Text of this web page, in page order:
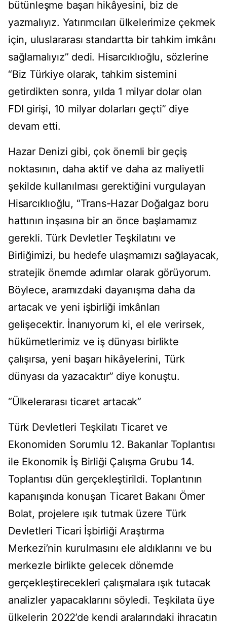
bütünleşme başarı hikâyesini, biz de
yazmalıyız. Yatırımcıları ülkelerimize çekmek
için, uluslararası standartta bir tahkim imkânı
sağlamalıyız” dedi. Hisarcıklıoğlu, sözlerine
“Biz Türkiye olarak, tahkim sistemini
getirdikten sonra, yılda 1 milyar dolar olan
FDI girişi, 10 milyar dolarları geçti” diye
devam etti.
Hazar Denizi gibi, çok önemli bir geçiş
noktasının, daha aktif ve daha az maliyetli
şekilde kullanılması gerektiğini vurgulayan
Hisarcıklıoğlu, “Trans-Hazar Doğalgaz boru
hattının inşasına bir an önce başlamamız
gerekli. Türk Devletler Teşkilatını ve
Birliğimizi, bu hedefe ulaşmamızı sağlayacak,
stratejik önemde adımlar olarak görüyorum.
Böylece, aramızdaki dayanışma daha da
artacak ve yeni işbirliği imkânları
gelişecektir. İnanıyorum ki, el ele verirsek,
hükümetlerimiz ve iş dünyası birlikte
çalışırsa, yeni başarı hikâyelerini, Türk
dünyası da yazacaktır” diye konuştu.
“Ülkelerarası ticaret artacak”
Türk Devletleri Teşkilatı Ticaret ve
Ekonomiden Sorumlu 12. Bakanlar Toplantısı
ile Ekonomik İş Birliği Çalışma Grubu 14.
Toplantısı dün gerçekleştirildi. Toplantının
kapanışında konuşan Ticaret Bakanı Ömer
Bolat, projelere ışık tutmak üzere Türk
Devletleri Ticari İşbirliği Araştırma
Merkezi’nin kurulmasını ele aldıklarını ve bu
merkezle birlikte gelecek dönemde
gerçekleştirecekleri çalışmalara ışık tutacak
analizler yapacaklarını söyledi. Teşkilata üye
ülkelerin 2022’de kendi aralarındaki ihracatın